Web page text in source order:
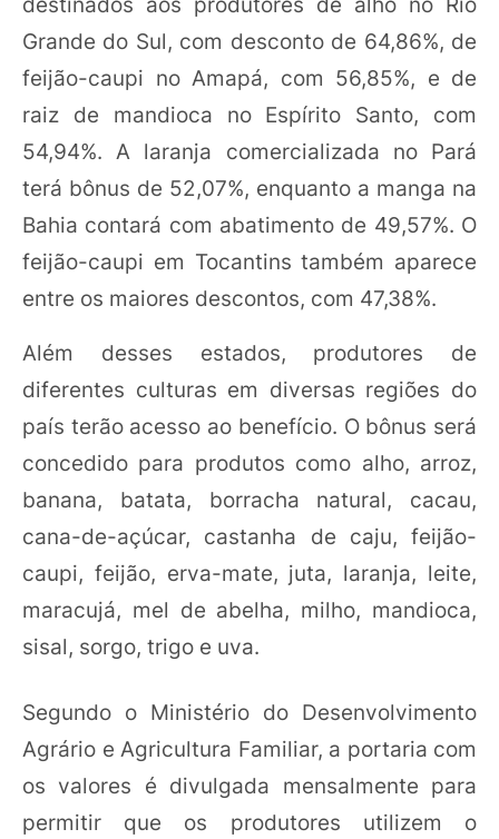
Grande do Sul, com desconto de 64,86%, de
feijão-caupi no Amapá, com 56,85%, e de
raiz de mandioca no Espírito Santo, com
54,94%. A laranja comercializada no Pará
terá bônus de 52,07%, enquanto a manga na
Bahia contará com abatimento de 49,57%. O
feijão-caupi em Tocantins também aparece
entre os maiores descontos, com 47,38%.
Além desses estados, produtores de
diferentes culturas em diversas regiões do
país terão acesso ao benefício. O bônus será
concedido para produtos como alho, arroz,
banana, batata, borracha natural, cacau,
cana-de-açúcar, castanha de caju, feijão-
caupi, feijão, erva-mate, juta, laranja, leite,
maracujá, mel de abelha, milho, mandioca,
sisal, sorgo, trigo e uva.
Segundo o Ministério do Desenvolvimento
Agrário e Agricultura Familiar, a portaria com
os valores é divulgada mensalmente para
permitir que os produtores utilizem o